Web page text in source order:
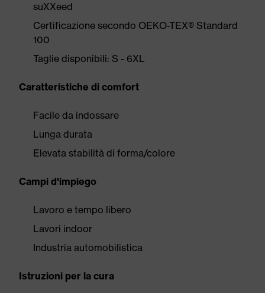
suXXeed
Certificazione secondo OEKO-TEX® Standard
100
Taglie disponibili: S - 6XL
Caratteristiche di comfort
Facile da indossare
Lunga durata
Elevata stabilità di forma/colore
Campi d'impiego
Lavoro e tempo libero
Lavori indoor
Industria automobilistica
Istruzioni per la cura